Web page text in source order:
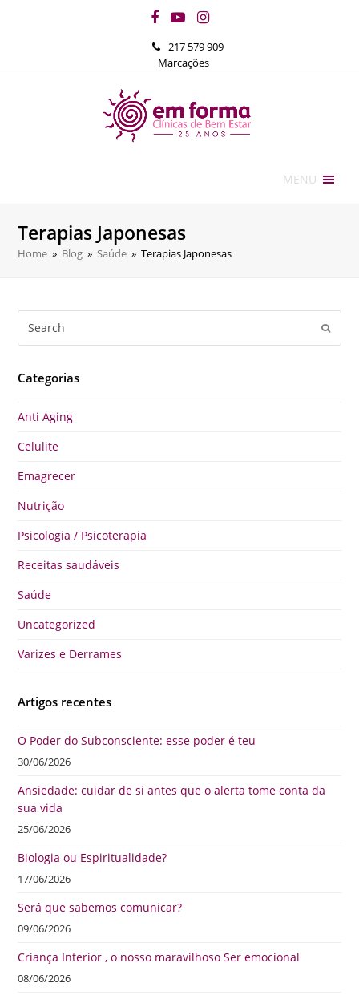
Facebook
YouTubeInstagram
217 579 909
Marcações
MENU
Terapias Japonesas
Home » Blog » Saúde » Terapias Japonesas
Categorias
Anti Aging
Celulite
Emagrecer
Nutrição
Psicologia / Psicoterapia
Receitas saudáveis
Saúde
Uncategorized
Varizes e Derrames
Artigos recentes
O Poder do Subconsciente: esse poder é teu
30/06/2026
Ansiedade: cuidar de si antes que o alerta tome conta da
sua vida
25/06/2026
Biologia ou Espiritualidade?
17/06/2026
Será que sabemos comunicar?
09/06/2026
Criança Interior , o nosso maravilhoso Ser emocional
08/06/2026